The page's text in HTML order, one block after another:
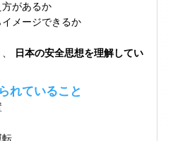
方があるか
イメージできるか
日本の安全思想を理解してい
れていること
転